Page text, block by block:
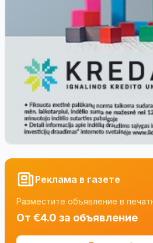
Реклама в газете
Разместите объявление в
От €4.0 за объявление